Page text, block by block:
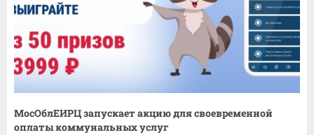
МосОблЕИРЦ запускает акцию для своевременной
оплаты коммунальных услуг